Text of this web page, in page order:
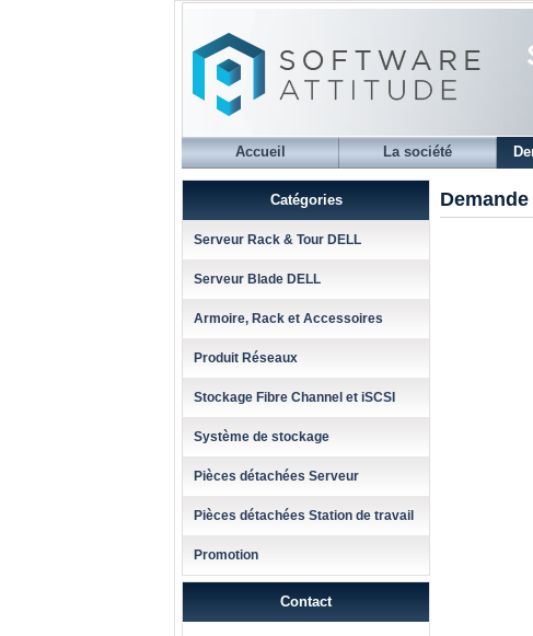
Accueil La société
Catégories
Serveur Rack & Tour DELL
Serveur Blade DELL
Armoire, Rack et Accessoires
Produit Réseaux
Stockage Fibre Channel et iSCSI
Système de stockage
Pièces détachées Serveur
Pièces détachées Station de travail
Promotion
Contact